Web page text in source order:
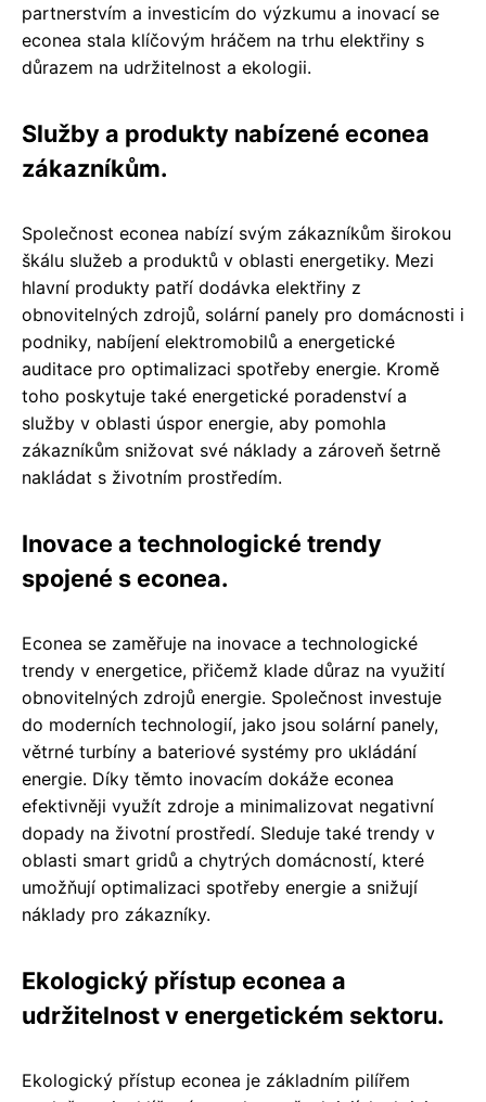
partnerstvím a investicím do výzkumu a inovací se
econea stala klíčovým hráčem na trhu elektřiny s
důrazem na udržitelnost a ekologii.
Služby a produkty nabízené econea
zákazníkům.
Společnost econea nabízí svým zákazníkům širokou
škálu služeb a produktů v oblasti energetiky. Mezi
hlavní produkty patří dodávka elektřiny z
obnovitelných zdrojů, solární panely pro domácnosti i
podniky, nabíjení elektromobilů a energetické
auditace pro optimalizaci spotřeby energie. Kromě
toho poskytuje také energetické poradenství a
služby v oblasti úspor energie, aby pomohla
zákazníkům snižovat své náklady a zároveň šetrně
nakládat s životním prostředím.
Inovace a technologické trendy
spojené s econea.
Econea se zaměřuje na inovace a technologické
trendy v energetice, přičemž klade důraz na využití
obnovitelných zdrojů energie. Společnost investuje
do moderních technologií, jako jsou solární panely,
větrné turbíny a bateriové systémy pro ukládání
energie. Díky těmto inovacím dokáže econea
efektivněji využít zdroje a minimalizovat negativní
dopady na životní prostředí. Sleduje také trendy v
oblasti smart gridů a chytrých domácností, které
umožňují optimalizaci spotřeby energie a snižují
náklady pro zákazníky.
Ekologický přístup econea a
udržitelnost v energetickém sektoru.
Ekologický přístup econea je základním pilířem